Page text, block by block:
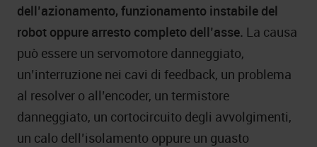
dell’azionamento, funzionamento instabile del
robot oppure arresto completo dell’asse. La causa
può essere un servomotore danneggiato,
un’interruzione nei cavi di feedback, un problema
al resolver o all’encoder, un termistore
danneggiato, un cortocircuito degli avvolgimenti,
un calo dell’isolamento oppure un guasto